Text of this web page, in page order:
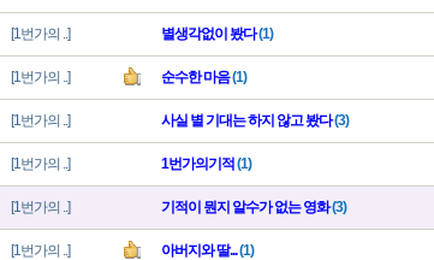
[1번가의 ..] 별생각없이 봤다(1)
[1번가의 ..] 순수한 마음(1)
[1번가의 ..] 사실 별 기대는 하지 않고 봤다(3)
[1번가의 ..] 1번가의기적(1)
[1번가의 ..] 기적이 뭔지 알수가 없는 영화(3)
[1번가의 ..] 아버지와 딸...(1)